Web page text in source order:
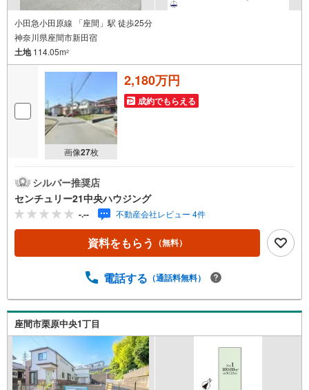
受
け
取
る
・
を
ジ
存
小田急小田原線 「座間」駅 徒歩25分
神奈川県座間市新田宿
土地114.05m2
画像27枚
2,180万円
成約でもらえる
シルバー推奨店
センチュリー21中央ハウジング
-.-- 不動産会社レビュー 4件
資料をもらう （無料）
電話する （通話料無料）
座間市栗原中央1丁目